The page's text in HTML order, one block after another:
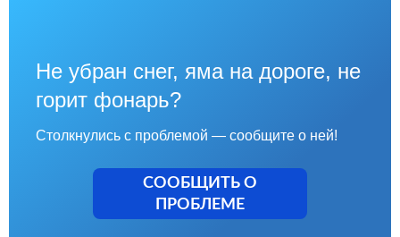
Не убран снег, яма на дороге, не
горит фонарь?
Столкнулись с проблемой — сообщите о ней!
СООБЩИТЬ О
ПРОБЛЕМЕ